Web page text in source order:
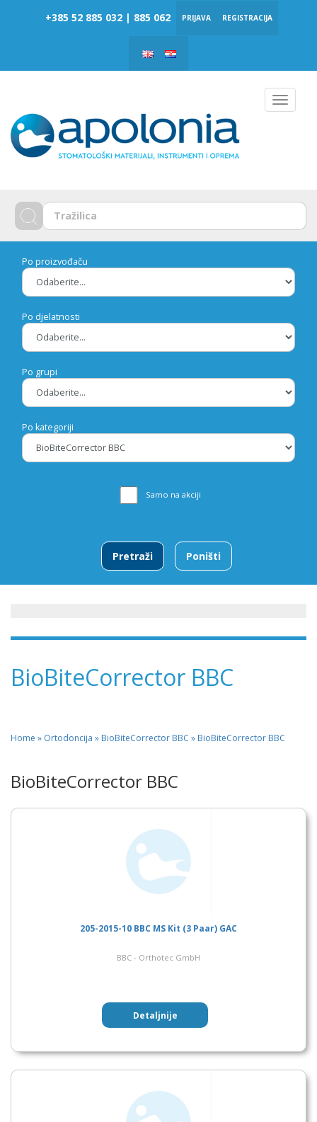
‎‎+385 52 885 032 | 885 062 PRIJAVA REGISTRACIJA
Toggle
Po proizvođaču
Po djelatnosti
Po grupi
Po kategoriji
Samo na akciji
Pretraži Poništi
BioBiteCorrector BBC
Home » Ortodoncija » BioBiteCorrector BBC » BioBiteCorrector BBC
BioBiteCorrector BBC
205-2015-10 BBC MS Kit (3 Paar) GAC
BBC - Orthotec GmbH
Detaljnije